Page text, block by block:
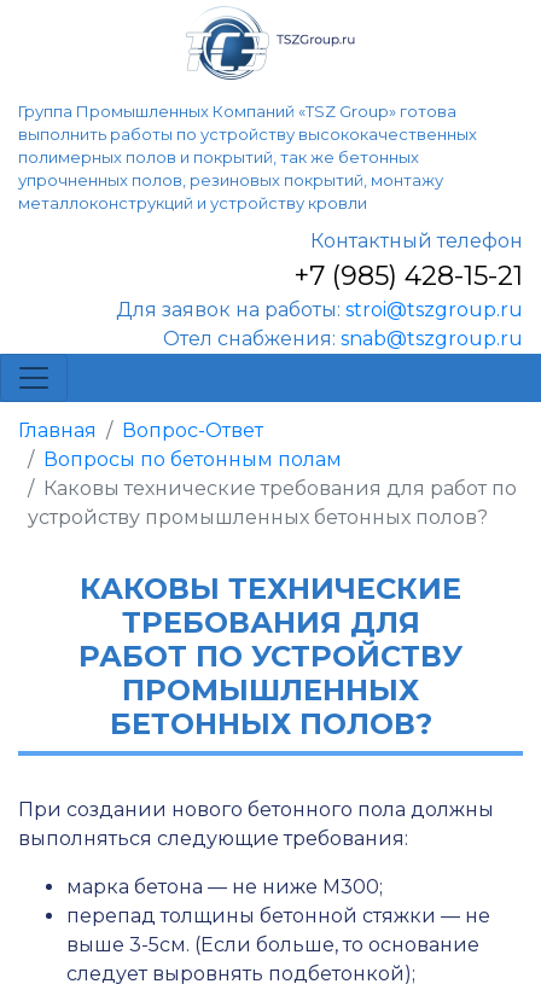
Группа Промышленных Компаний «TSZ Group» готова
выполнить работы по устройству высококачественных
полимерных полов и покрытий, так же бетонных
упрочненных полов, резиновых покрытий, монтажу
металлоконструкций и устройству кровли
Контактный телефон
+7 (985) 428-15-21
Для заявок на работы: stroi@tszgroup.ru
Отел снабжения: snab@tszgroup.ru
Главная
Вопрос-Ответ
Вопросы по бетонным полам
Каковы технические требования для работ по
устройству промышленных бетонных полов?
КАКОВЫ ТЕХНИЧЕСКИЕ
ТРЕБОВАНИЯ ДЛЯ
РАБОТ ПО УСТРОЙСТВУ
ПРОМЫШЛЕННЫХ
БЕТОННЫХ ПОЛОВ?
При создании нового бетонного пола должны
выполняться следующие требования:
марка бетона — не ниже М300;
перепад толщины бетонной стяжки — не
выше 3-5см. (Если больше, то основание
следует выровнять подбетонкой);